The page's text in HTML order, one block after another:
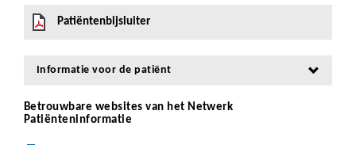
Patiëntenbijsluiter
Informatie voor de patiënt
Betrouwbare websites van het Netwerk
Patiënteninformatie